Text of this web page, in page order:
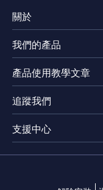
關於
認識 EaseUS
評測 & 獎項
法律聲明
我們的產品
EaseUS VoiceWave
EaseUS VideoKit
EaseUS Video
產品使用教學文章
影片剪輯技巧
影片轉檔技巧
影片 & 音訊下載
追蹤我們
 
支援中心